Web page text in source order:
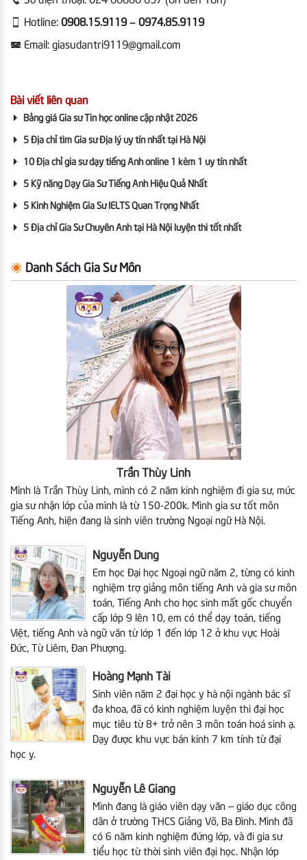
Hotline: 0908.15.9119 – 0974.85.9119
Email: giasudantri9119@gmail.com
Bài viết liên quan
Bảng giá Gia sư Tin học online cập nhật 2026
5 Địa chỉ tìm Gia sư Địa lý uy tín nhất tại Hà Nội
10 Địa chỉ gia sư dạy tiếng Anh online 1 kèm 1 uy tín nhất
5 Kỹ năng Dạy Gia Sư Tiếng Anh Hiệu Quả Nhất
5 Kinh Nghiệm Gia Sư IELTS Quan Trọng Nhất
5 Địa chỉ Gia Sư Chuyên Anh tại Hà Nội luyện thi tốt nhất
Danh Sách Gia Sư Môn
Trần Thùy Linh
Mình là Trần Thùy Linh, mình có 2 năm kinh nghiệm đi gia sư, mức
gia sư nhận lớp của mình là từ 150-200k. Mình gia sư tốt môn
Tiếng Anh, hiện đang là sinh viên trường Ngoại ngữ Hà Nội.
Nguyễn Dung
Em học Đại học Ngoại ngữ năm 2, từng có kinh
nghiệm trợ giảng môn tiếng Anh và gia sư môn
toán, Tiếng Anh cho học sinh mất gốc chuyển
cấp lớp 9 lên 10, em có thể dạy toán, tiếng
Việt, tiếng Anh và ngữ văn từ lớp 1 đến lớp 12 ở khu vực Hoài
Đức, Từ Liêm, Đan Phượng.
Hoàng Mạnh Tài
Sinh viên năm 2 đại học y hà nội ngành bác sĩ
đa khoa, đã có kinh nghiệm luyện thi đại học
mục tiêu từ 8+ trở nên 3 môn toán hoá sinh ạ.
Dạy được khu vực bán kính 7 km tính từ đại
học y.
Nguyễn Lê Giang
Mình đang là giáo viên dạy văn – giáo dục công
dân ở trường THCS Giảng Võ, Ba Đình. Mình đã
có 6 năm kinh nghiệm đứng lớp, và đi gia sư
tiểu học từ thời sinh viên đại học. Nhận lớp